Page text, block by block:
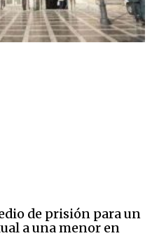
de prisión para un
a una menor en